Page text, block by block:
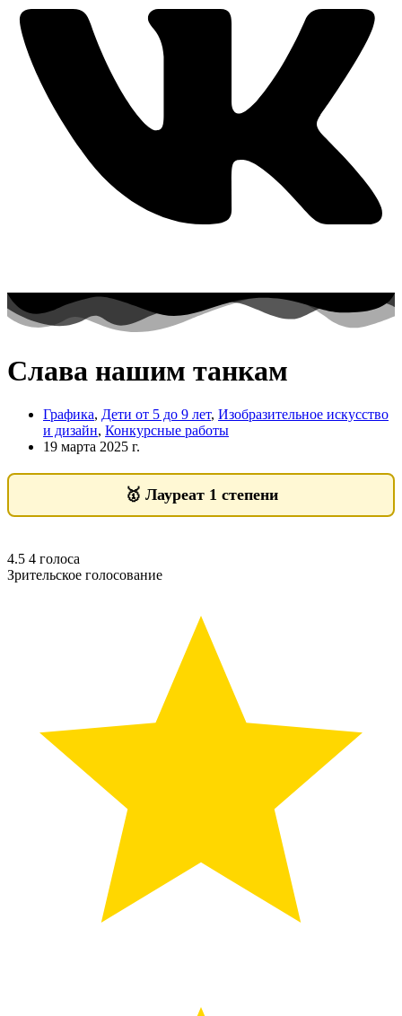
Слава нашим танкам
Графика, Дети от 5 до 9 лет, Изобразительное искусство
и дизайн, Конкурсные работы
19 марта 2025 г.
🥇 Лауреат 1 степени
4.5 4 голоса
Зрительское голосование